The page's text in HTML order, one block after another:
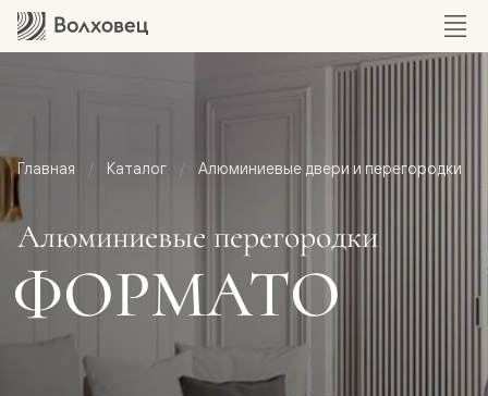
Главная Каталог Алюминиевые двери и перегородки
Алюминиевые перегородки
ФОРМАТО